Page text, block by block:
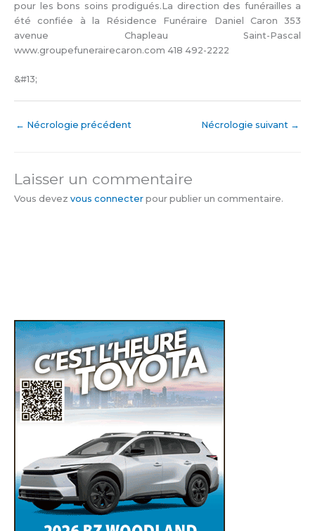
pour les bons soins prodigués.La direction des funérailles a
été confiée à la Résidence Funéraire Daniel Caron 353
avenue Chapleau Saint-Pascal
www.groupefunerairecaron.com 418 492-2222
&#13;
← Nécrologie précédent Nécrologie suivant →
Laisser un commentaire
Vous devez vous connecter pour publier un commentaire.